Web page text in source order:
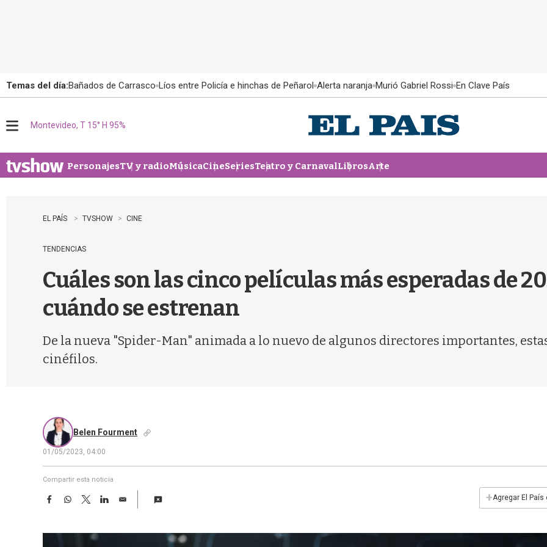
Temas del día:Bañados de Carrasco Líos entre Policía e hinchas de Peñarol Alerta naranja Murió Gabriel Rossi En Clave País
u
Montevideo, T 15° H 95%
PersonajesTV y radioMúsicaCineSeriesTeatro y CarnavalLibrosArte
EL PAÍS TVSHOW CINE
TENDENCIAS
Cuáles son las cinco películas más esperadas de
cuándo se estrenan
De la nueva "Spider-Man" animada a lo nuevo de algunos directores importantes,
cinéfilos.
Belen Fourment
01/05/2023, 04:00
Compartir esta noticia
F
e
W
t
T
w
t
L
k
E
i
+Agregar El País